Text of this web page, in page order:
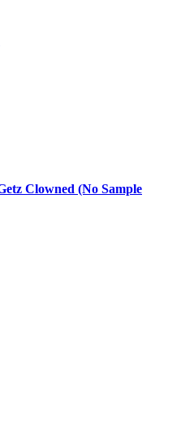
Clowned (No Sample